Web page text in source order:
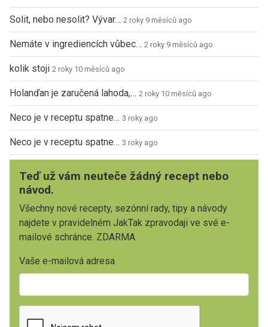
Solit, nebo nesolit? Vývar… 2 roky 9 měsíců ago
Nemáte v ingrediencích vůbec… 2 roky 9 měsíců ago
kolik stoji 2 roky 10 měsíců ago
Holanďan je zaručená lahoda,… 2 roky 10 měsíců ago
Neco je v receptu spatne… 3 roky ago
Neco je v receptu spatne… 3 roky ago
Teď už vám neuteče žádný recept nebo
návod.
Všechny nové recepty, sezónní rady, tipy a návody
najdete v pravidelném JakTak zpravodaji ve své e-
mailové schránce. ZDARMA.
Vaše e-mailová adresa